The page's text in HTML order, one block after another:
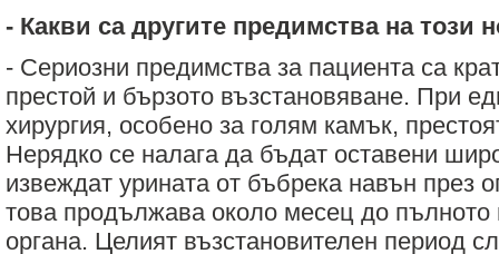
- Какви са другите предимства на този
- Сериозни предимства за пациента са
престой и бързото възстановяване. При
хирургия, особено за голям камък,
Нерядко се налага да бъдат оставени
извеждат урината от бъбрека навън през
това продължава около месец до пълното
органа. Целият възстановителен период